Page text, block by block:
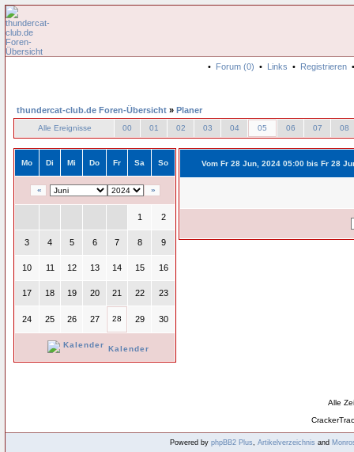
• Forum (0) • Links • Registrieren
thundercat-club.de Foren-Übersicht » Planer
Alle Ereignisse 00 01 02 03 04 05 06 07 08
Mo Di Mi Do Fr Sa So
« »
1 2
3 4 5 6 7 8 9
10 11 12 13 14 15 16
17 18 19 20 21 22 23
24 25 26 27 28 29 30
Kalender
Vom Fr 28 Jun, 2024 05:00 bis Fr 28
Alle
Powered by phpBB2 Plus, Artikelverzeichnis and